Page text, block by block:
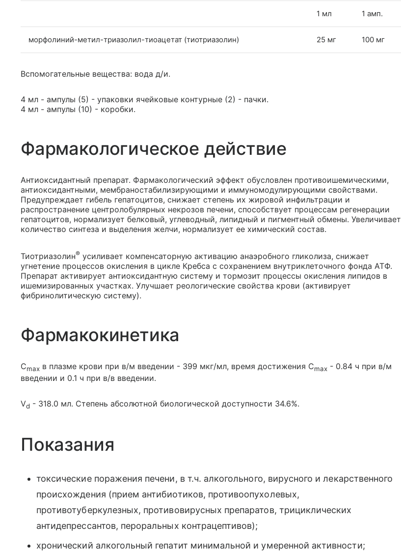
1 мл 1 амп.
морфолиний-метил-триазолил-тиоацетат (тиотриазолин) 25 мг 100 мг
Вспомогательные вещества: вода д/и.
4 мл - ампулы (5) - упаковки ячейковые контурные (2) - пачки.
4 мл - ампулы (10) - коробки.
Фармакологическое действие
Антиоксидантный препарат. Фармакологический эффект обусловлен противоишемическими,
антиоксидантными, мембраностабилизирующими и иммуномодулирующими свойствами.
Предупреждает гибель гепатоцитов, снижает степень их жировой инфильтрации и
распространение центролобулярных некрозов печени, способствует процессам регенерации
гепатоцитов, нормализует белковый, углеводный, липидный и пигментный обмены. Увеличивает
количество синтеза и выделения желчи, нормализует ее химический состав.
Тиотриазолин® усиливает компенсаторную активацию анаэробного гликолиза, снижает
угнетение процессов окисления в цикле Кребса с сохранением внутриклеточного фонда АТФ.
Препарат активирует антиоксидантную систему и тормозит процессы окисления липидов в
ишемизированных участках. Улучшает реологические свойства крови (активирует
фибринолитическую систему).
Фармакокинетика
Cmax в плазме крови при в/м введении - 399 мкг/мл, время достижения Cmax - 0.84 ч при в/м
введении и 0.1 ч при в/в введении.
Vd - 318.0 мл. Степень абсолютной биологической доступности 34.6%.
Показания
токсические поражения печени, в т.ч. алкогольного, вирусного и лекарственного
происхождения (прием антибиотиков, противоопухолевых,
противотуберкулезных, противовирусных препаратов, трициклических
антидепрессантов, пероральных контрацептивов);
хронический алкогольный гепатит минимальной и умеренной активности;